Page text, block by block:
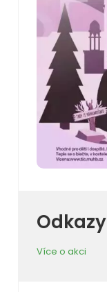
Odkazy
Více o akci